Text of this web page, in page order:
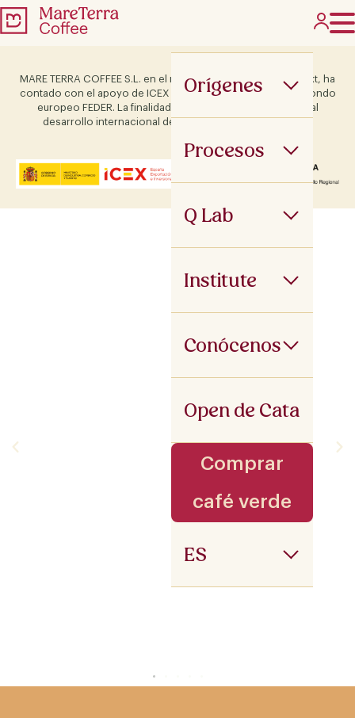
Orígenes
Procesos
Q Lab
Institute
Conócenos
Open de Cata
Comprar
café verde
ES
MARE TERRA COFFEE S.L. en el marco del Programa ICEX Next, ha
contado con el apoyo de ICEX y con la cofinanciación del fondo
europeo FEDER. La finalidad de este apoyo es contribuir al
desarrollo internacional de la empresa y de su entorno.